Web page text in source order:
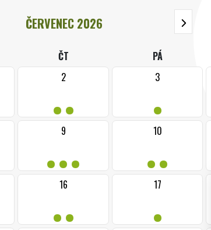
ČERVENEC 2026
ČT PÁ
2
••
3
•
9
•••
10
••
16
••
17
•